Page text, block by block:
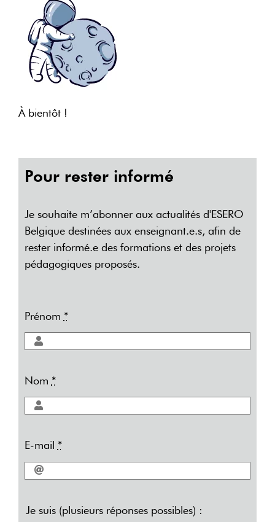
À bientôt !
Pour rester informé
Je souhaite m’abonner aux actualités d'ESERO
Belgique destinées aux enseignant.e.s, afin de
rester informé.e des formations et des projets
pédagogiques proposés.
Prénom *
Nom *
E-mail *
Je suis (plusieurs réponses possibles) :